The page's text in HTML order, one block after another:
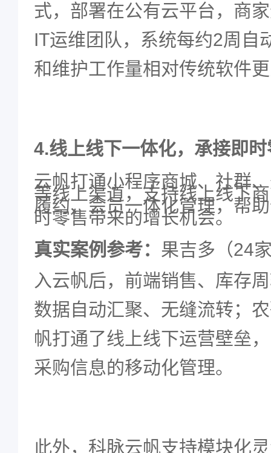
式，部署在公有云平台，商
IT运维团队，系统每约2周自
和维护工作量相对传统软件
4.线上线下一体化，承接即
云帆打通小程序商城、社群
等线上渠道，支持线上线下
履约、会员一体化管理，帮
时零售带来的增长机会。
真实案例参考： 果吉多（24
入云帆后，前端销售、库存
数据自动汇聚、无缝流转；
帆打通了线上线下运营壁垒
采购信息的移动化管理。
此外，科脉云帆支持模块化